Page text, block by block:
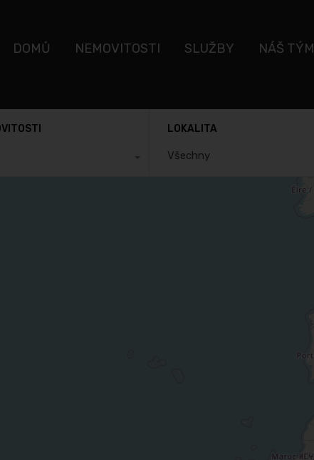
DOMŮ NEMOVITOSTI SLUŽBY NÁŠ TÝM
LOKALITA
Všechny